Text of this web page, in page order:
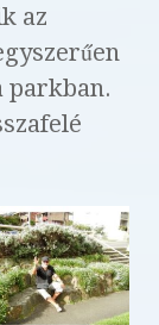
az
parkban.